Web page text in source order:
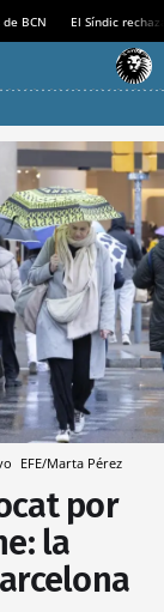
BCN El Síndic
EFE/Marta Pérez
por
la